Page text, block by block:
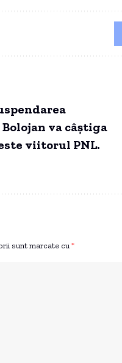
va câștiga
viitorul PNL.
sunt marcate cu *